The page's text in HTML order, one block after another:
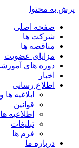
پرش به محتوا
صفحه اصلی
شرکت ها
مناقصه ها
مزایای عضویت
دوره های
اخبار
اطلاع رسانی
ابلاغیه
قوانین
اطلاعیه ها
تبلیغات
فرم ها
درباره ما